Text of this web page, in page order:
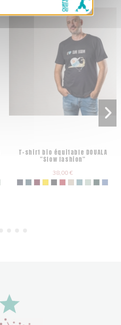
T-shirt bio équitable DOUALA
"Slow fashion"
38,00 €